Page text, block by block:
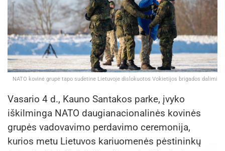
NATO kovinė grupė tapo sudėtine Lietuvoje dislokuotos Vokietijos brigados dalimi
Vasario 4 d., Kauno Santakos parke, įvyko
iškilminga NATO daugianacionalinės kovinės
grupės vadovavimo perdavimo ceremonija,
kurios metu Lietuvos kariuomenės pėstininkų